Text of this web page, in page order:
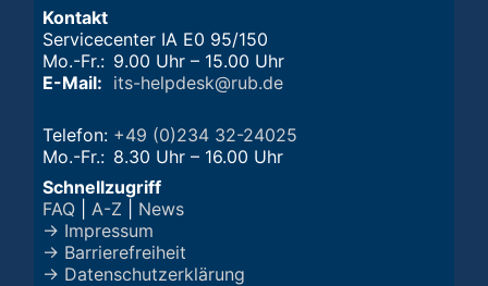
Kontakt
Servicecenter IA E0 95/150
Mo.-Fr.: 9.00 Uhr – 15.00 Uhr
E-Mail: its-helpdesk@rub.de
Telefon: +49 (0)234 32-24025
Mo.-Fr.: 8.30 Uhr – 16.00 Uhr
Schnellzugriff
FAQ
A-Z
News
→ Impressum
→ Barrierefreiheit
→ Datenschutzerklärung